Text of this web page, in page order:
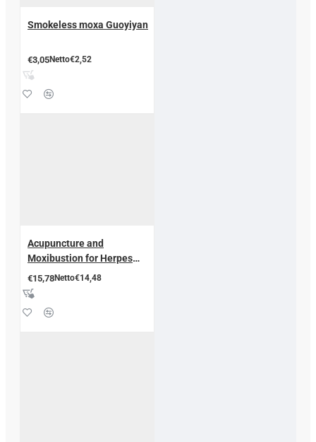
Smokeless moxa Guoyiyan
€3,05Netto€2,52
Acupuncture and
Moxibustion for Herpes
Zoster
€15,78Netto€14,48